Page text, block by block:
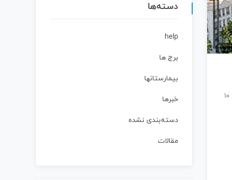
به نقل از دنیای اقتصاد؛ از آخرین باری که خریداران مسکن امکان دسترسی به تسهیلات کارآمد لیزینگ را داشتند، ۱۰
دسته‌ها
help
برج ها
بیمارستانها
خبرها
دسته‌بندی نشده
مقالات